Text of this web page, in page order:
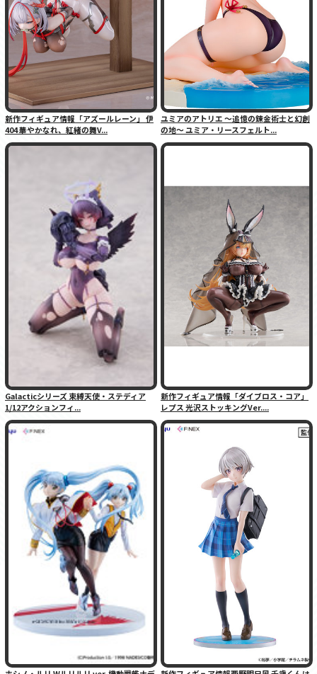
新作フィギュア情報「アズールレーン」 伊
404 華やかなれ、紅緒の舞V...
ユミアのアトリエ 〜追憶の錬金術士と幻創
の地〜 ユミア・リースフェルト...
Galacticシリーズ 束縛天使・ステディア
1/12アクションフィ...
新作フィギュア情報「ダイブロス・コア」
レプス 光沢ストッキングVer....